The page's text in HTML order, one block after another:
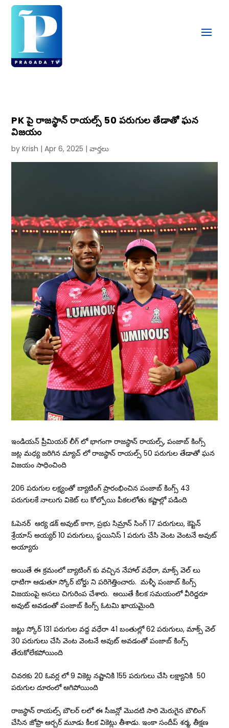
PK పై రాజస్థాన్ రాయల్స్ 50 పరుగుల తేడాతో ఘన
విజయం
byKrish |Apr 6, 2025 |వార్తలు
ఇండియన్ ప్రీమియర్ లీగ్ లో భాగంగా రాజస్థాన్ రాయల్స్, పంజాబ్ కింగ్స్
జట్ల మధ్య జరిగిన మ్యాచ్ లో రాజస్థాన్ రాయల్స్ 50 పరుగుల తేడాతో ఘన
విజయం సాధించింది
206 పరుగుల లక్ష్యంతో బ్యాటింగ్ ప్రారంభించిన పంజాబ్ కింగ్స్ 43
పరుగులకే నాలుగు వికెట్ లు కోల్పోయి పీకలలోతు కష్టాల్లో పడింది
ఓపెనర్ ఆర్య డక్ అవుట్ కాగా, ప్రభు సిమ్రాన్ సింగ్ 17 పరుగులు, కెప్టెన్
శ్రేయాస్ అయ్యర్ 10 పరుగులు, స్టయినిస్ 1 పరుగు చేసి వెంట వెంటనే అవుట్
అయ్యారు
అయితే ఈ క్రమంలో బ్యాటింగ్ కు వచ్చిన నేహాల్ వధేరా, మాక్స్ వెల్ లు
ధాటిగా ఆడుతూ స్కోర్ బోర్డు ని పరిగెత్తించారు. మళ్ళీ పంజాబ్ కింగ్స్
విజయంపై అసలు చిగురింప చేశారు. అయితే కీలక సమయంలో వీరిద్దరూ
అవుట్ అవడంతో పంజాబ్ కింగ్స్ ఓటమి ఖాయమైంది
జట్టు స్కోర్ 131 పరుగుల వద్ద వధేరా 41 బంతుల్లో 62 పరుగులు, మాక్స్ వెల్
30 పరుగులు చేసి వెంట వెంటనే అవుట్ అవడంతో పంజాబ్ కింగ్స్
తేరుకోలేకపోయింది
చివరకు 20 ఓవర్ల లో 9 వికెట్ల నష్టానికి 155 పరుగులు చేసి లక్ష్యానికి 50
పరుగుల దూరంలో ఆగిపోయింది
రాజస్థాన్ రాయల్స్ బౌలర్ లలో ఈ సీజన్లో మొదటి సారి మెరుగైన బౌలింగ్
చేసిన జోఫ్రా ఆర్చర్ మూడు కీలక వికెట్లు తీశాడు. ఇంకా సందీప్ శర్మ, తీక్షణ